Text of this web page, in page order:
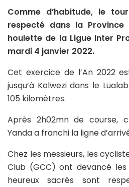
Comme d’habitude, le
respecté dans la
houlette de la Ligue Inter
mardi 4 janvier 2022.
Cet exercice de l’An 2022
jusqu’à Kolwezi dans le
105 kilomètres.
Après 2h02mn de course,
Yanda a franchi la ligne
Chez les messieurs, les
Club (GCC) ont devancé les
heureux sacrés sont